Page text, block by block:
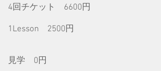
4回チケット 6600円
1Lesson 2500円
見学 0円